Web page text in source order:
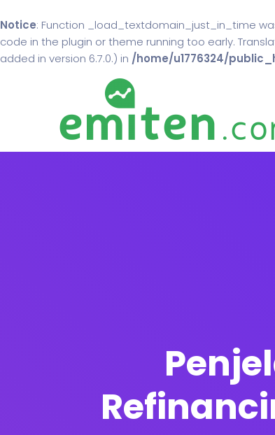
Notice: Function _load_textdomain_just_in_time
code in the plugin or theme running too early.
added in version 6.7.0.) in /home/u1776324/